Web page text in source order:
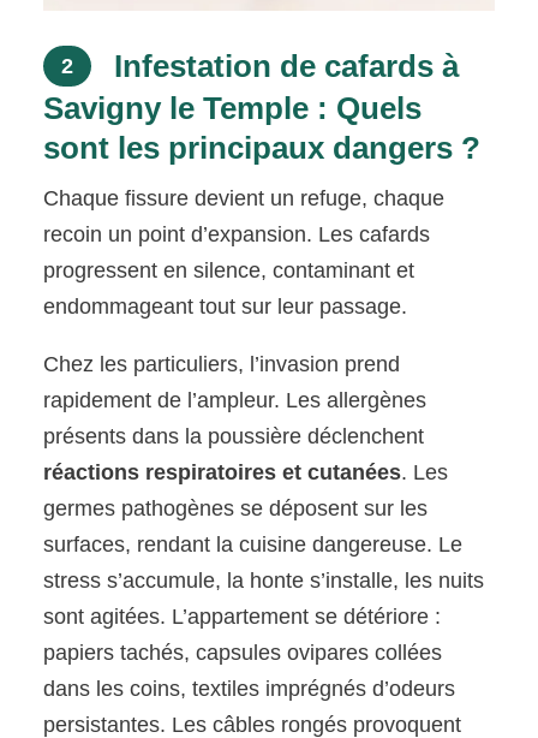
2
Infestation de cafards à
Savigny le Temple : Quels
sont les principaux dangers ?
Chaque fissure devient un refuge, chaque
recoin un point d’expansion. Les cafards
progressent en silence, contaminant et
endommageant tout sur leur passage.
Chez les particuliers, l’invasion prend
rapidement de l’ampleur. Les allergènes
présents dans la poussière déclenchent
réactions respiratoires et cutanées. Les
germes pathogènes se déposent sur les
surfaces, rendant la cuisine dangereuse. Le
stress s’accumule, la honte s’installe, les nuits
sont agitées. L’appartement se détériore :
papiers tachés, capsules ovipares collées
dans les coins, textiles imprégnés d’odeurs
persistantes. Les câbles rongés provoquent